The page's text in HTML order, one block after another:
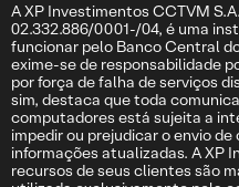
A XP Investimentos CCTVM
02.332.886/0001-/04, é uma
funcionar pelo Banco Central
exime-se de responsabilidade
por força de falha de serviços
sim, destaca que toda
computadores está sujeita a
impedir ou prejudicar o envio
informações atualizadas. A XP
recursos de seus clientes são